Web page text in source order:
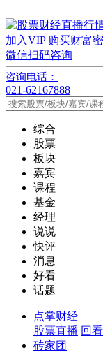
加入VIP 购买财富
微信扫码咨询
咨询电话：
021-62167888
综合
股票
板块
嘉宾
课程
基金
经理
说说
快评
消息
好看
话题
点掌财经
股票直播 回看
砖家团